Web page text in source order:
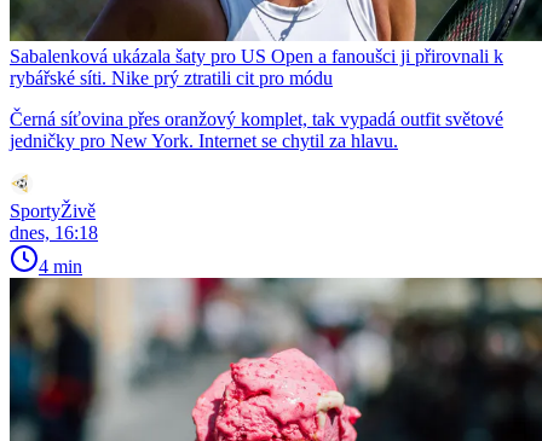
Sabalenková ukázala šaty pro US Open a fanoušci ji přirovnali k
rybářské síti. Nike prý ztratili cit pro módu
Černá síťovina přes oranžový komplet, tak vypadá outfit světové
jedničky pro New York. Internet se chytil za hlavu.
SportyŽivě
dnes, 16:18
4 min